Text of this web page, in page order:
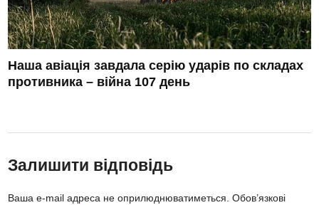
Наша авіація завдала серію ударів по складах
противника – війна 107 день
Залишити відповідь
Ваша e-mail адреса не оприлюднюватиметься. Обов’язкові